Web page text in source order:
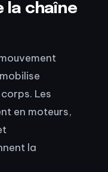
la chaîne
Les
en moteurs,
la